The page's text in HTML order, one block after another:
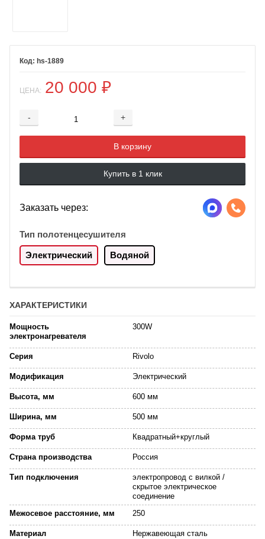
hs-1889
ЦЕНА: 20 000 ₽
- +
Добавляется...
В корзину
Добавлен
Купить в 1 клик
Заказать через:
Тип полотенцесушителя
Электрический Водяной
ХАРАКТЕРИСТИКИ
Мощность
электронагревателя
300W
Серия Rivolo
Модификация Электрический
Высота, мм 600 мм
Ширина, мм 500 мм
Форма труб Квадратный+круглый
Страна производства Россия
Тип подключения
электропровод с вилкой /
скрытое электрическое
соединение
Межосевое расстояние, мм
250
Материал Нержавеющая сталь